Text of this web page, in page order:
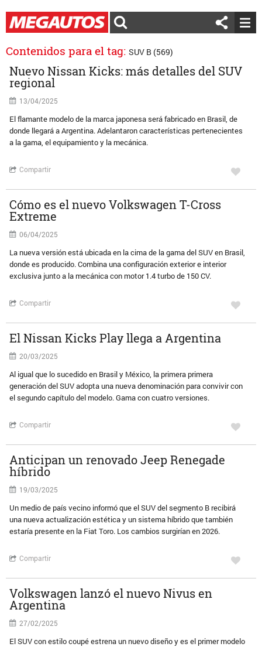
Contenidos para el tag: SUV B (569)
Nuevo Nissan Kicks: más detalles del SUV
regional
13/04/2025
El flamante modelo de la marca japonesa será fabricado en Brasil, de
donde llegará a Argentina. Adelantaron características pertenecientes
a la gama, el equipamiento y la mecánica.
Compartir
Cómo es el nuevo Volkswagen T-Cross
Extreme
06/04/2025
La nueva versión está ubicada en la cima de la gama del SUV en Brasil,
donde es producido. Combina una configuración exterior e interior
exclusiva junto a la mecánica con motor 1.4 turbo de 150 CV.
Compartir
El Nissan Kicks Play llega a Argentina
20/03/2025
Al igual que lo sucedido en Brasil y México, la primera primera
generación del SUV adopta una nueva denominación para convivir con
el segundo capítulo del modelo. Gama con cuatro versiones.
Compartir
Anticipan un renovado Jeep Renegade
híbrido
19/03/2025
Un medio de país vecino informó que el SUV del segmento B recibirá
una nueva actualización estética y un sistema híbrido que también
estaría presente en la Fiat Toro. Los cambios surgirían en 2026.
Compartir
Volkswagen lanzó el nuevo Nivus en
Argentina
27/02/2025
El SUV con estilo coupé estrena un nuevo diseño y es el primer modelo